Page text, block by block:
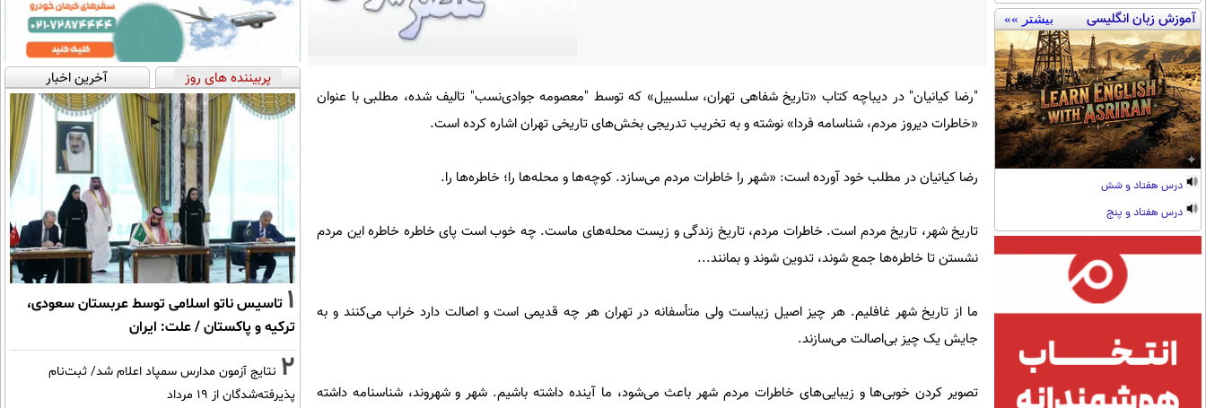
آموزش زبان انگلیسی بیشتر »»
درس هفتاد و شش
درس هفتاد و پنج
"رضا کیانیان" در دیباچه کتاب «تاریخ شفاهی تهران، سلسبیل» که توسط "معصومه جوادی‌نسب" تالیف شده، مطلبی با عنوان
«خاطرات دیروز مردم، شناسامه فردا» نوشته و به تخریب تدریجی بخش‌های تاریخی تهران اشاره کرده است.
رضا کیانیان در مطلب خود آورده است: «شهر را خاطرات مردم می‌سازد. کوچه‌ها و محله‌ها را؛ خاطره‌ها را.
تاریخ شهر، تاریخ مردم است. خاطرات مردم، تاریخ زندگی و زیست محله‌های ماست. چه خوب است پای خاطره خاطره این مردم
نشستن تا خاطره‌ها جمع شوند، تدوین شوند و بمانند...
ما از تاریخ شهر غافلیم. هر چیز اصیل زیباست ولی متأسفانه در تهران هر چه قدیمی است و اصالت دارد خراب می‌کنند و به
جایش یک چیز بی‌اصالت می‌سازند.
تصویر کردن خوبی‌ها و زیبایی‌های خاطرات مردم شهر باعث می‌شود، ما آینده داشته باشیم. شهر و شهروند، شناسنامه داشته
پربیننده های روز آخرین اخبار
1 تاسیس ناتو اسلامی توسط عربستان سعودی،
ترکیه و پاکستان / علت: ایران
2 نتایج آزمون مدارس سمپاد اعلام شد/ ثبت‌نام
پذیرفته‌شدگان از ۱۹ مرداد